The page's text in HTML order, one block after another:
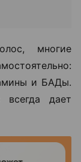
многие
и БАДы.
дает